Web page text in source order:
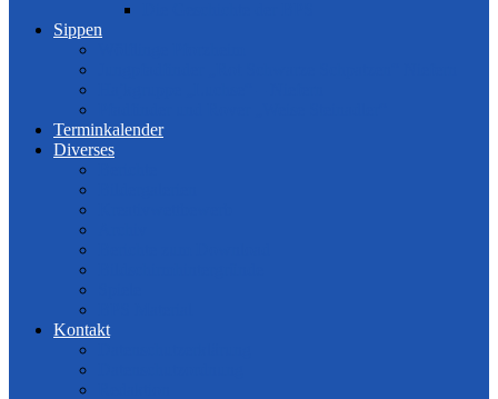
Sippen
Terminkalender
Diverses
Kontakt